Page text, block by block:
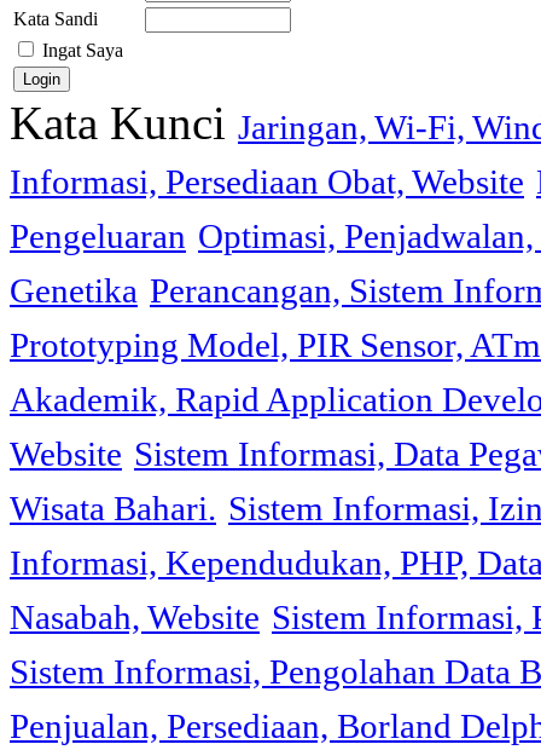
Kata Sandi
Ingat Saya
Kata Kunci Jaringan, Wi-Fi,
Informasi, Persediaan Obat, Website
Pengeluaran Optimasi,
Genetika Perancangan, Sistem
Prototyping Model, PIR Sensor,
Akademik, Rapid Application
Website Sistem Informasi, Data
Wisata Bahari. Sistem Informasi,
Informasi, Kependudukan, PHP,
Nasabah, Website Sistem Informasi,
Sistem Informasi, Pengolahan Data
Penjualan, Persediaan, Borland